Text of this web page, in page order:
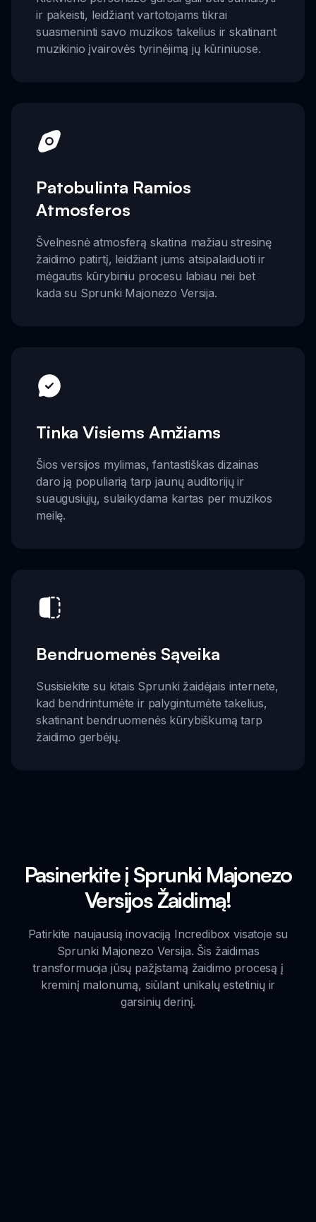
ir pakeisti, leidžiant vartotojams tikrai
suasmeninti savo muzikos takelius ir skatinant
muzikinio įvairovės tyrinėjimą jų kūriniuose.
Patobulinta Ramios
Atmosferos
Švelnesnė atmosferą skatina mažiau stresinę
žaidimo patirtį, leidžiant jums atsipalaiduoti ir
mėgautis kūrybiniu procesu labiau nei bet
kada su Sprunki Majonezo Versija.
Tinka Visiems Amžiams
Šios versijos mylimas, fantastiškas dizainas
daro ją populiarią tarp jaunų auditorijų ir
suaugusiųjų, sulaikydama kartas per muzikos
meilę.
Bendruomenės Sąveika
Susisiekite su kitais Sprunki žaidėjais internete,
kad bendrintumėte ir palygintumėte takelius,
skatinant bendruomenės kūrybiškumą tarp
žaidimo gerbėjų.
Pasinerkite į Sprunki Majonezo
Versijos Žaidimą!
Patirkite naujausią inovaciją Incredibox visatoje su
Sprunki Majonezo Versija. Šis žaidimas
transformuoja jūsų pažįstamą žaidimo procesą į
kreminį malonumą, siūlant unikalų estetinių ir
garsinių derinį.